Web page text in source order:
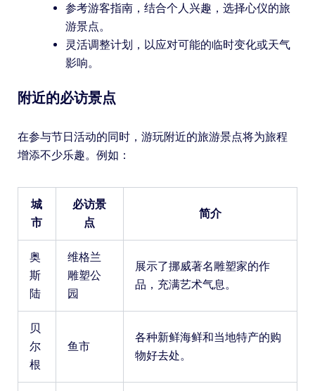
参考游客指南，结合个人兴趣，选择心仪的旅
游景点。
灵活调整计划，以应对可能的临时变化或天气
影响。
附近的必访景点
在参与节日活动的同时，游玩附近的旅游景点将为旅程
增添不少乐趣。例如：
城
市
必访景
点
简介
奥
斯
陆
维格兰
雕塑公
园
展示了挪威著名雕塑家的作
品，充满艺术气息。
贝
尔
根
鱼市
各种新鲜海鲜和当地特产的购
物好去处。